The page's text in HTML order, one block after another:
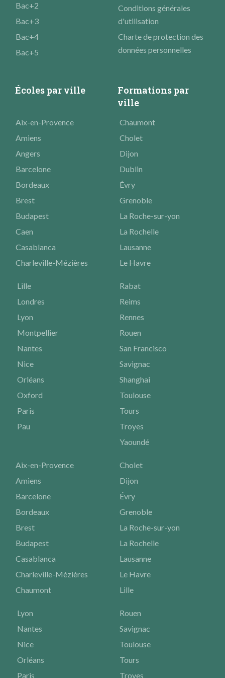
Bac+2
Bac+3
Bac+4
Bac+5
Conditions générales
d'utilisation
Charte de protection des
données personnelles
Écoles par ville
Formations par
ville
Aix-en-Provence
Amiens
Angers
Barcelone
Bordeaux
Brest
Budapest
Caen
Casablanca
Charleville-Mézières
Chaumont
Cholet
Dijon
Dublin
Évry
Grenoble
La Roche-sur-yon
La Rochelle
Lausanne
Le Havre
Lille
Londres
Lyon
Montpellier
Nantes
Nice
Orléans
Oxford
Paris
Pau
Rabat
Reims
Rennes
Rouen
San Francisco
Savignac
Shanghai
Toulouse
Tours
Troyes
Yaoundé
Aix-en-Provence
Amiens
Barcelone
Bordeaux
Brest
Budapest
Casablanca
Charleville-Mézières
Chaumont
Cholet
Dijon
Évry
Grenoble
La Roche-sur-yon
La Rochelle
Lausanne
Le Havre
Lille
Lyon
Nantes
Nice
Orléans
Paris
Rouen
Savignac
Toulouse
Tours
Troyes